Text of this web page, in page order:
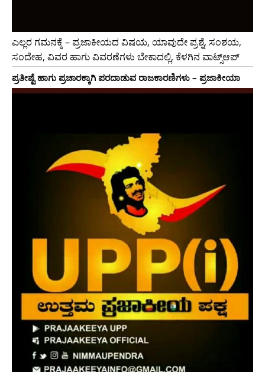
ಎಲ್ಲರ ಗಮನಕ್ಕೆ – ಪ್ರಜಾಕೀಯದ ವಿಷಯ, ಯಾವುದೇ ಪ್ರಶ್ನೆ, ಸಂಶಯ,
ಸಂದೇಹ, ವಿವರ ಹಾಗು ವಿವರಣೆಗಳು ಬೇಕಾದಲ್ಲಿ, ಕೆಳಗಿನ ವಾಟ್ಸ್ಆಪ್
ಪ್ರತೀಷ್ಟೆ ಹಾಗು ಪ್ರಚಾರಕ್ಕಾಗಿ ಪರದಾಡುವ ರಾಜಕಾರಣಿಗಳು – ಪ್ರಜಾಕೀಯಾ